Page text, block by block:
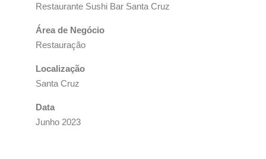
Restaurante Sushi Bar Santa Cruz
Área de Negócio
Restauração
Localização
Santa Cruz
Data
Junho 2023